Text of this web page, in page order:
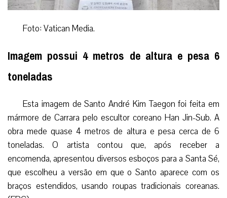
Foto: Vatican Media.
Imagem possui 4 metros de altura e pesa 6
toneladas
Esta imagem de Santo André Kim Taegon foi feita em
mármore de Carrara pelo escultor coreano Han Jin-Sub. A
obra mede quase 4 metros de altura e pesa cerca de 6
toneladas. O artista contou que, após receber a
encomenda, apresentou diversos esboços para a Santa Sé,
que escolheu a versão em que o Santo aparece com os
braços estendidos, usando roupas tradicionais coreanas.